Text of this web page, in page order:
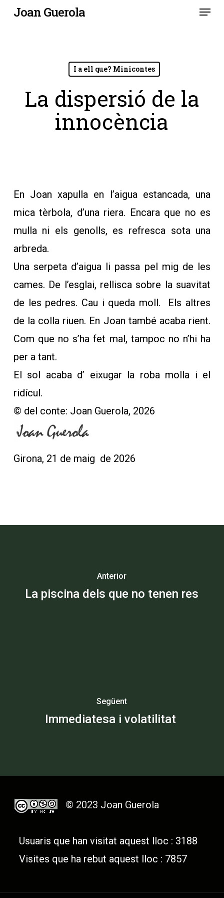
SkipJoan Guerola Menu
I a ell que? Minicontes
La dispersió de la
innocència
En Joan xapulla en l’aigua estancada, una
mica tèrbola, d’una riera. Encara que no es
mulla ni els genolls, es refresca sota una
arbreda.
Una serpeta d’aigua li passa pel mig de les
cames. De l’esglai, rellisca sobre la suavitat
de les pedres. Cau i queda moll. Els altres
de la colla riuen. En Joan també acaba rient.
Com que no s’ha fet mal, tampoc no n’hi ha
per a tant.
El sol acaba d’ eixugar la roba molla i el
ridícul.
© del conte: Joan Guerola, 2026
Girona, 21 de maig de 2026
Anterior
La piscina dels que no tenen res
Següent
Immediatesa i volatilitat
© 2023 Joan Guerola
Usuaris que han visitat aquest lloc : 3188
Visites que ha rebut aquest lloc : 7857